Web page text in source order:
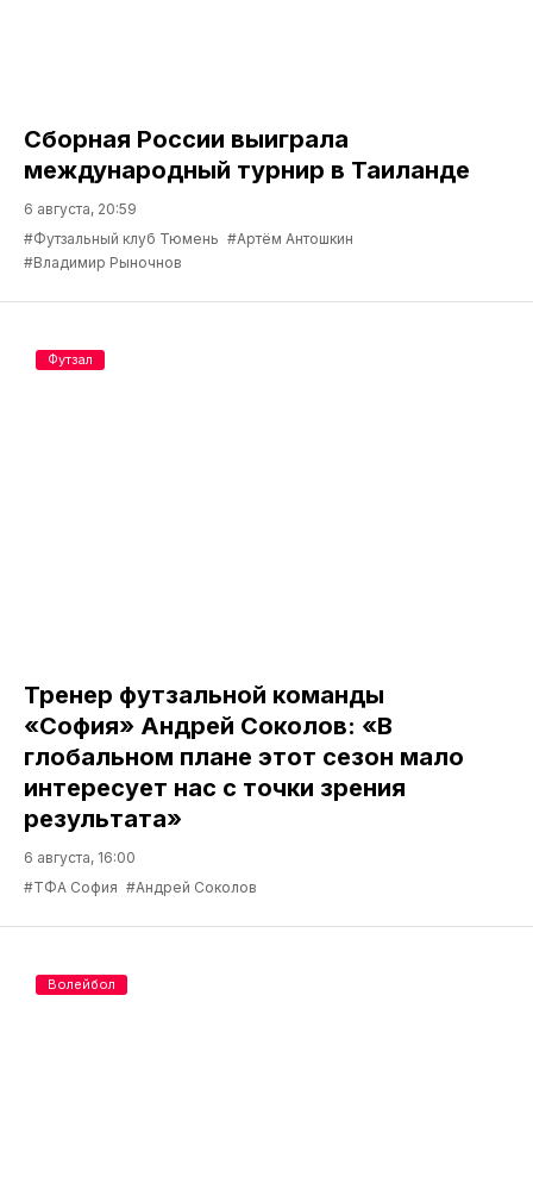
Сборная России выиграла
международный турнир в Таиланде
6 августа, 20:59
#Футзальный клуб Тюмень #Артём Антошкин
#Владимир Рыночнов
Тренер футзальной команды
«София» Андрей Соколов: «В
глобальном плане этот сезон мало
интересует нас с точки зрения
результата»
6 августа, 16:00
#ТФА София #Андрей Соколов
Футзал
Волейбол